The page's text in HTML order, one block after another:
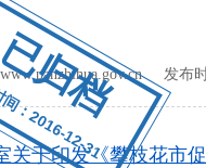
归档
2016-12-31
www.panzhihua.gov.cn 发布
关于印发《攀枝花市